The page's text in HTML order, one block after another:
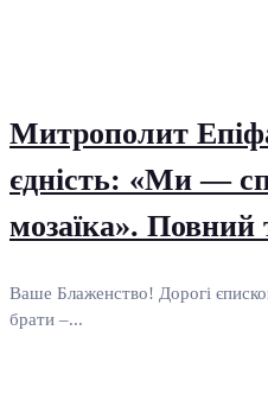
Митрополит
єдність: «Ми —
мозаїка». Повний
Ваше Блаженство! Дорогі
брати –...